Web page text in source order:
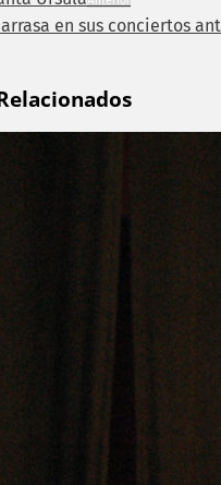
en sus conciertos